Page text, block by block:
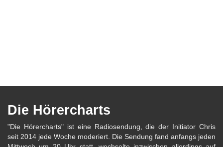
Die Hörercharts
"Die Hörercharts" ist eine Radiosendung, die der Initiator Chris
seit 2014 jede Woche moderiert. Die Sendung fand anfangs jeden